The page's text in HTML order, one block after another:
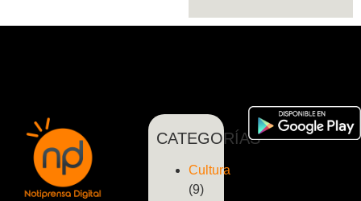
CATEGORÍAS
Cultura
(9)